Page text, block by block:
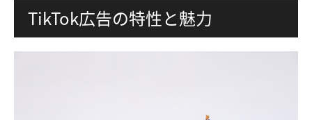
TikTok広告の特性と魅力